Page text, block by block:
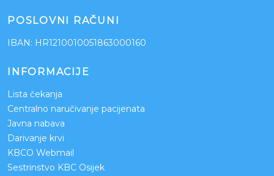
POSLOVNI RAČUNI
IBAN: HR1210010051863000160
INFORMACIJE
Lista čekanja
Centralno naručivanje pacijenata
Javna nabava
Darivanje krvi
KBCO Webmail
Sestrinstvo KBC Osijek